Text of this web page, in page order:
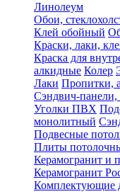
Линолеум
Обои,
Клей обойный
Краски, лаки,
Краска для
алкидные Колер
Лаки Пропитки,
Сэндвич-
Уголки ПВХ
монолитный
Подвесные
Плиты
Керамогранит и
Керамогранит
Комплектующие